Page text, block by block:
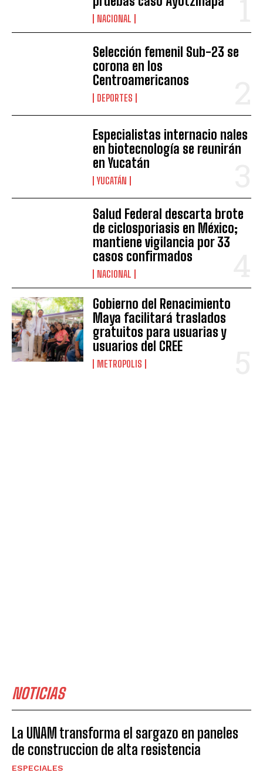
NACIONAL
Selección femenil Sub-23 se
corona en los
Centroamericanos
DEPORTES
Especialistas internacio nales
en biotecnología se reunirán
en Yucatán
YUCATÁN
Salud Federal descarta brote
de ciclosporiasis en México;
mantiene vigilancia por 33
casos confirmados
NACIONAL
Gobierno del Renacimiento
Maya facilitará traslados
gratuitos para usuarias y
usuarios del CREE
METROPOLIS
NOTICIAS
La UNAM transforma el sargazo en paneles
de construccion de alta resistencia
ESPECIALES